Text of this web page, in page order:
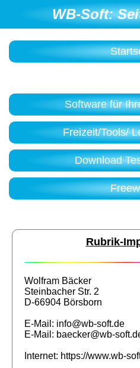
WB-Soft:
Software für
Freizeit/Tools/
Download
Rubrik-
Wolfram Bäcker
Steinbacher Str. 2
D-66904 Börsborn
E-Mail: info@wb-soft.de
E-Mail: baecker@wb-
Internet: https://www.wb-